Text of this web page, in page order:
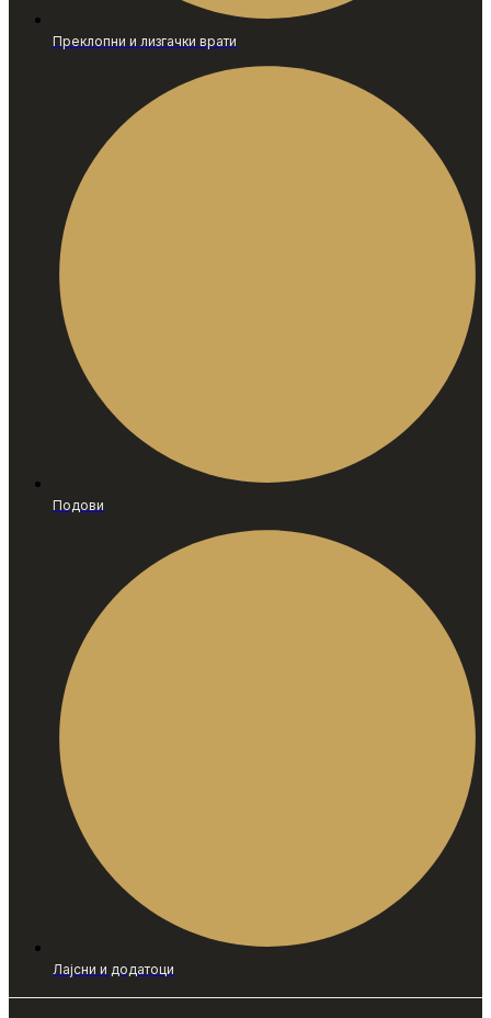
Преклопни и лизгачки врати
Подови
Лајсни и додатоци